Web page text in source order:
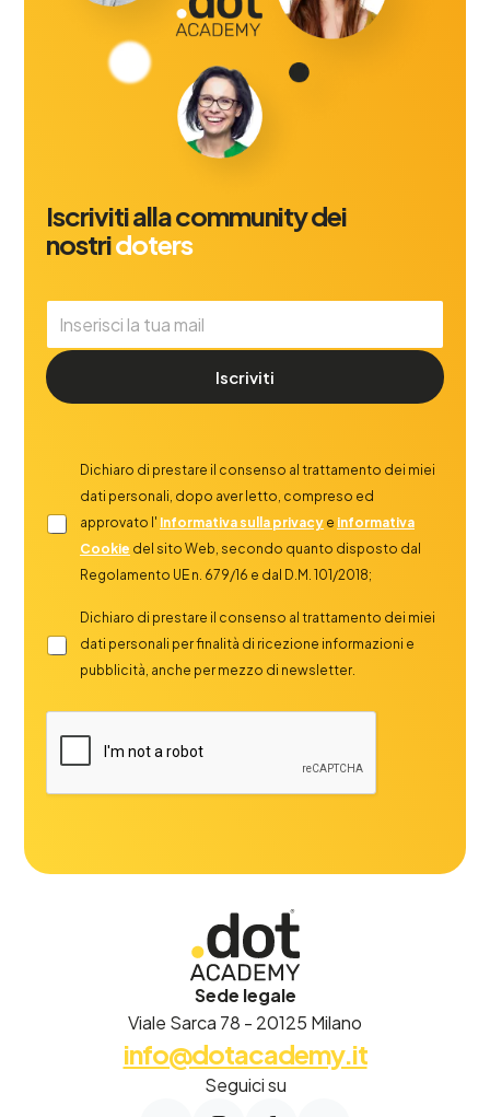
Iscriviti alla community dei
nostridoters
Dichiaro di prestare il consenso al trattamento dei miei
dati personali, dopo aver letto, compreso ed
approvato l' Informativa sulla privacy e informativa
Cookie
Regolamento UE n. 679/16 e dal D.M. 101/2018;
Dichiaro di prestare il consenso al trattamento dei miei
dati personali per finalità di ricezione informazioni e
pubblicità, anche per mezzo di newsletter.
Iscriviti
Sede legale
Viale Sarca 78 - 20125 Milano
info@dotacademy.it
Seguici su